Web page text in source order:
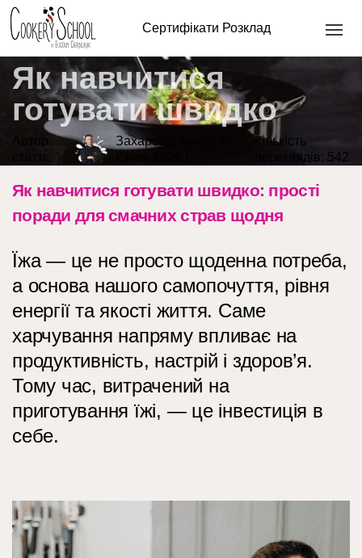
Сертифікати Розклад
швидко
Як навчитися
готувати швидко
статті:
Захарова Анна - 6
Кількість
переглядів: 542
Як навчитися готувати швидко: прості
поради для смачних страв щодня
Їжа — це не просто щоденна потреба,
а основа нашого самопочуття, рівня
енергії та якості життя. Саме
харчування напряму впливає на
продуктивність, настрій і здоров’я.
Тому час, витрачений на
приготування їжі, — це інвестиція в
себе.